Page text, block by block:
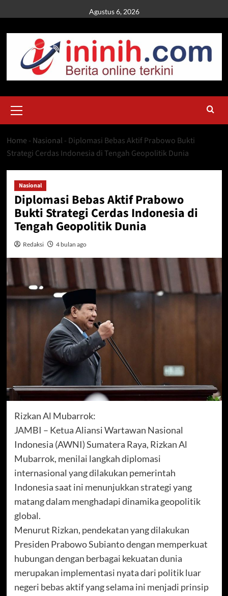
to
content
Agustus 6, 2026
Menu
Home - Nasional - Diplomasi Bebas Aktif Prabowo Bukti
Strategi Cerdas Indonesia di Tengah Geopolitik Dunia
Nasional
Diplomasi Bebas Aktif Prabowo
Bukti Strategi Cerdas Indonesia di
Tengah Geopolitik Dunia
Redaksi 4 bulan ago
Rizkan Al Mubarrok:
JAMBI – Ketua Aliansi Wartawan Nasional
Indonesia (AWNI) Sumatera Raya, Rizkan Al
Mubarrok, menilai langkah diplomasi
internasional yang dilakukan pemerintah
Indonesia saat ini menunjukkan strategi yang
matang dalam menghadapi dinamika geopolitik
global.
Menurut Rizkan, pendekatan yang dilakukan
Presiden Prabowo Subianto dengan memperkuat
hubungan dengan berbagai kekuatan dunia
merupakan implementasi nyata dari politik luar
negeri bebas aktif yang selama ini menjadi prinsip